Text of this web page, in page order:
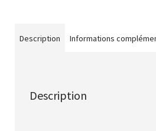
Description Informations
Description